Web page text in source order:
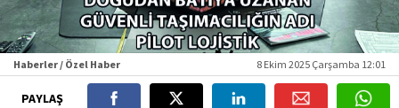
Haberler / Özel Haber 8 Ekim 2025 Çarşamba 12:01
PAYLAŞ